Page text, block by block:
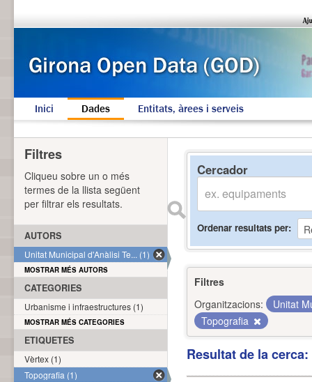
Inici Dades Entitats, àrees i serveis
Cercador
Ordenar resultats per
Filtres
Organitzacions:
Unitat
Topografia
Resultat de la
Filtres
Cliqueu sobre un o més
termes de la llista següent
per filtrar els resultats.
AUTORS
Unitat Municipal d'Anàlisi Te... (1)
MOSTRAR MÉS AUTORS
CATEGORIES
Urbanisme i infraestructures (1)
MOSTRAR MÉS CATEGORIES
ETIQUETES
Vèrtex (1)
Topografia (1)